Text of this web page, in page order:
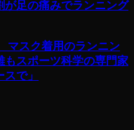
足の痛みでランニング
マスク着用のランニン
もスポーツ科学の専門家
で」